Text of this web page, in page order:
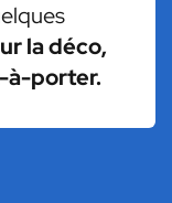
la déco,
à-porter.